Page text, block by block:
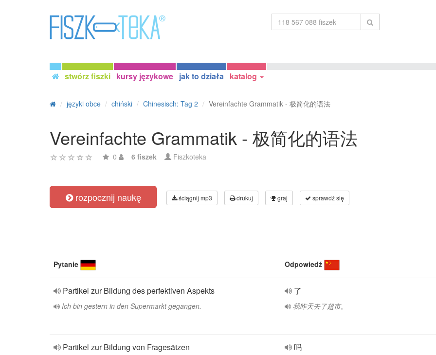
stwórz fiszki kursy językowe jak to działa katalog
języki obce chiński Chinesisch: Tag 2 Vereinfachte Grammatik - 极简化的语法
Vereinfachte Grammatik - 极简化的语法
0 6 fiszek Fiszkoteka
rozpocznij naukę ściągnij mp3 drukuj graj sprawdź się
Pytanie Odpowiedź
Partikel zur Bildung des perfektiven Aspekts
Ich bin gestern in den Supermarkt gegangen.
了
我昨天去了超市。
Partikel zur Bildung von Fragesätzen 吗